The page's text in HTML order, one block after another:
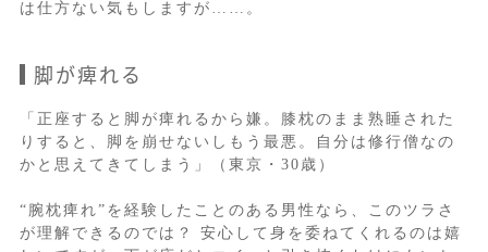
は仕方ない気もしますが……。
脚が痺れる
「正座すると脚が痺れるから嫌。膝枕のまま熟睡された
りすると、脚を崩せないしもう最悪。自分は修行僧なの
かと思えてきてしまう」（東京・30歳）
“腕枕痺れ”を経験したことのある男性なら、このツラさ
が理解できるのでは？ 安心して身を委ねてくれるのは嬉